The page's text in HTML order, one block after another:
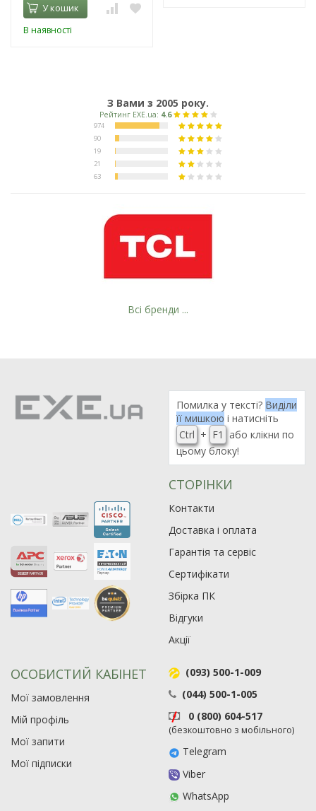
У кошик
В наявності
З Вами з 2005 року.
Рейтинг EXE.ua:
974
19
63
Всі бренди ...
Помилка у тексті? Виділи
її мишкою і натисніть
Ctrl + F1
або клікни по
цьому блоку!
СТОРІНКИ
Контакти
Доставка і оплата
Гарантія та сервіс
Сертифікати
Збірка ПК
Відгуки
Акції
ОСОБИСТИЙ КАБІНЕТ
Мої замовлення
Мій профіль
Мої запити
Мої підписки
(093) 500-1-009
(044) 500-1-005
0 (800) 604-517
(безкоштовно з мобільного)
Telegram
Viber
WhatsApp